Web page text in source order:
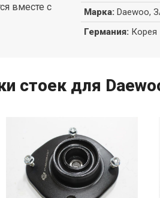
вместе с
Марка: Daewoo,
Германия: Корея
стоек для